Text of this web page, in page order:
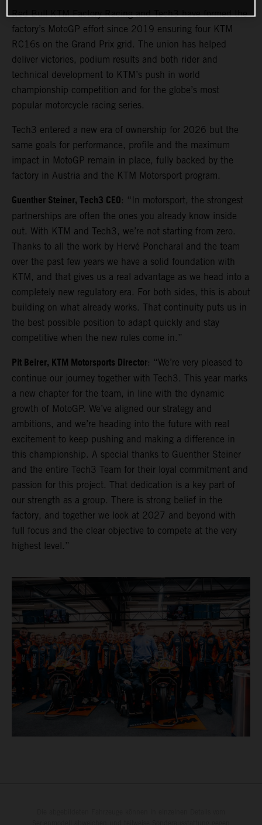
Red Bull KTM Factory Racing and Tech3 have formed the
factory’s MotoGP effort since 2019 ensuring four KTM
RC16s on the Grand Prix grid. The union has helped
deliver victories, podium results and both rider and
technical development to KTM’s push in world
championship competition and for the globe’s most
popular motorcycle racing series.
Tech3 entered a new era of ownership for 2026 but the
same goals for performance, profile and the maximum
impact in MotoGP remain in place, fully backed by the
factory in Austria and the KTM Motorsport program.
Guenther Steiner, Tech3 CEO: “In motorsport, the strongest
partnerships are often the ones you already know inside
out. With KTM and Tech3, we’re not starting from zero.
Thanks to all the work by Hervé Poncharal and the team
over the past few years we have a solid foundation with
KTM, and that gives us a real advantage as we head into a
completely new regulatory era. For both sides, this is about
building on what already works. That continuity puts us in
the best possible position to adapt quickly and stay
competitive when the new rules come in.”
Pit Beirer, KTM Motorsports Director: “We’re very pleased to
continue our journey together with Tech3. This year marks
a new chapter for the team, in line with the dynamic
growth of MotoGP. We’ve aligned our strategy and
ambitions, and we’re heading into the future with real
excitement to keep pushing and making a difference in
this championship. A special thanks to Guenther Steiner
and the entire Tech3 Team for their loyal commitment and
passion for this project. That dedication is a key part of
our strength as a group. There is strong belief in the
factory, and together we look at 2027 and beyond with
full focus and the clear objective to compete at the very
highest level.”